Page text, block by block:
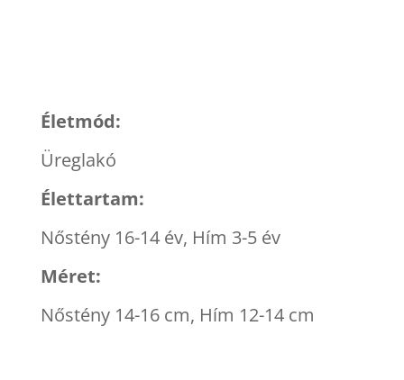
Életmód:
Üreglakó
Élettartam:
Nőstény 16-14 év, Hím 3-5 év
Méret:
Nőstény 14-16 cm, Hím 12-14 cm